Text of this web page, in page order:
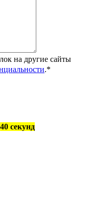
на другие сайты
.*
40 секунд